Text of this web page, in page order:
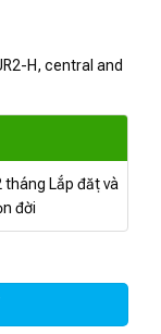
H, central and
tháng Lắp đặt và
đời